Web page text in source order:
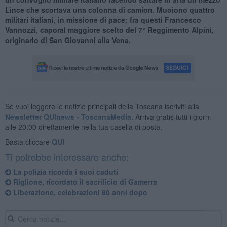
Lince che scortava una colonna di camion. Muoiono quattro
militari italiani, in missione di pace: fra questi Francesco
Vannozzi, caporal maggiore scelto del 7° Reggimento Alpini,
originario di San Giovanni alla Vena.
Se vuoi leggere le notizie principali della Toscana iscriviti alla
Newsletter QUInews - ToscanaMedia. Arriva gratis tutti i giorni
alle 20:00 direttamente nella tua casella di posta.
Basta cliccare QUI
Ti potrebbe interessare anche:
La polizia ricorda i suoi caduti
Riglione, ricordato il sacrificio di Gamerra
Liberazione, celebrazioni 80 anni dopo